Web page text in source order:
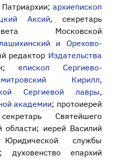
архиепископ
Аксий, секретарь
Московской
и Орехово-
редактор Издательства
; епископ Сергиево-
Кирилл,
Сергиевой лавры,
академии; протоиерей
Святейшего
области; иерей Василий
службы
духовенство епархий